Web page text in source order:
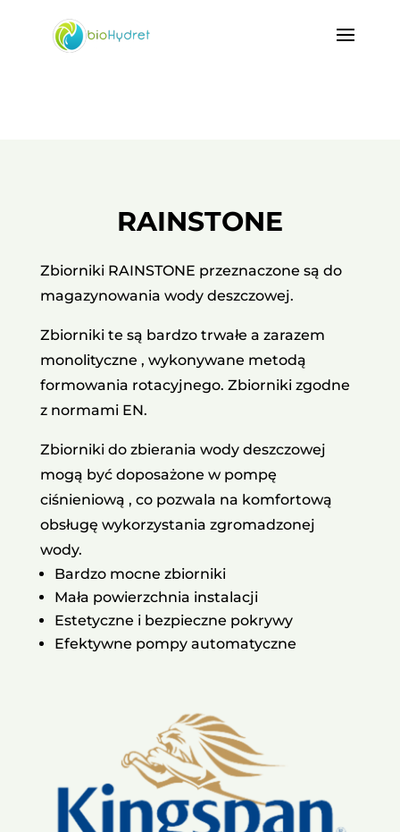
RAINSTONE
Zbiorniki RAINSTONE przeznaczone są do
magazynowania wody deszczowej.
Zbiorniki te są bardzo trwałe a zarazem
monolityczne , wykonywane metodą
formowania rotacyjnego. Zbiorniki zgodne
z normami EN.
Zbiorniki do zbierania wody deszczowej
mogą być doposażone w pompę
ciśnieniową , co pozwala na komfortową
obsługę wykorzystania zgromadzonej
wody.
Bardzo mocne zbiorniki
Mała powierzchnia instalacji
Estetyczne i bezpieczne pokrywy
Efektywne pompy automatyczne